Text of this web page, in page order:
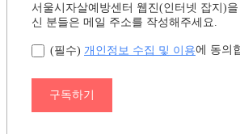
서울시자살예방센터 웹진(인터넷 잡지)
신 분들은 메일 주소를 작성해주세요.
(필수) 개인정보 수집 및 이용에 동의
구독하기